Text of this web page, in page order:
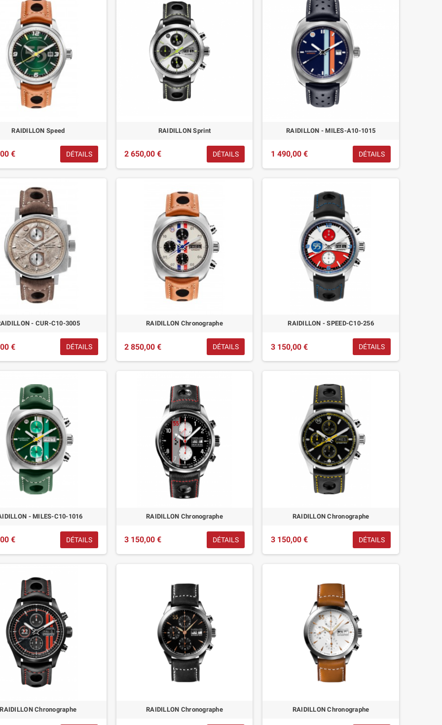
RAIDILLON Speed
€ DÉTAILS
RAIDILLON Sprint
2 650,00 € DÉTAILS
RAIDILLON - MILES-A10-1015
1 490,00 € DÉTAILS
- CUR-C10-3005
€ DÉTAILS
RAIDILLON Chronographe
2 850,00 € DÉTAILS
RAIDILLON - SPEED-C10-256
3 150,00 € DÉTAILS
- MILES-C10-1016
€ DÉTAILS
RAIDILLON Chronographe
3 150,00 € DÉTAILS
RAIDILLON Chronographe
3 150,00 € DÉTAILS
RAIDILLON Chronographe RAIDILLON Chronographe RAIDILLON Chronographe